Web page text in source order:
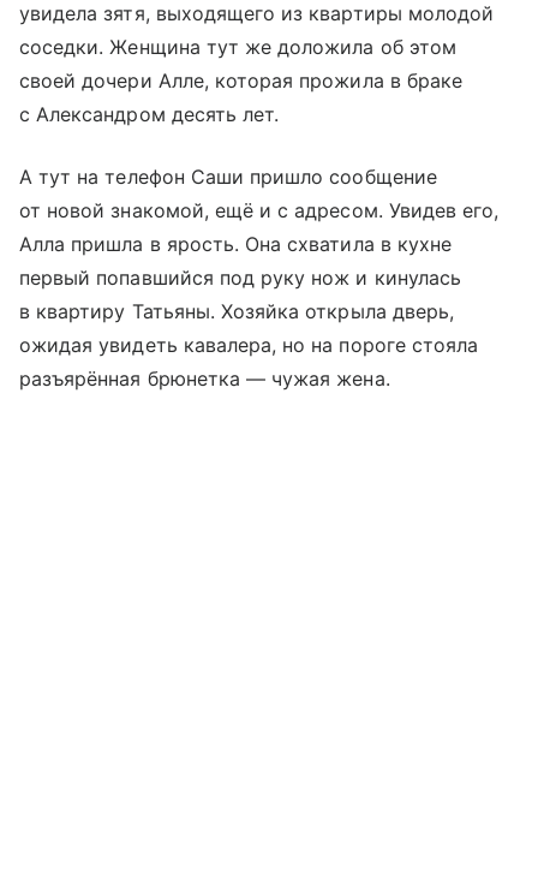
увидела зятя, выходящего из квартиры молодой
соседки. Женщина тут же доложила об этом
своей дочери Алле, которая прожила в браке
с Александром десять лет.
А тут на телефон Саши пришло сообщение
от новой знакомой, ещё и с адресом. Увидев его,
Алла пришла в ярость. Она схватила в кухне
первый попавшийся под руку нож и кинулась
в квартиру Татьяны. Хозяйка открыла дверь,
ожидая увидеть кавалера, но на пороге стояла
разъярённая брюнетка — чужая жена.